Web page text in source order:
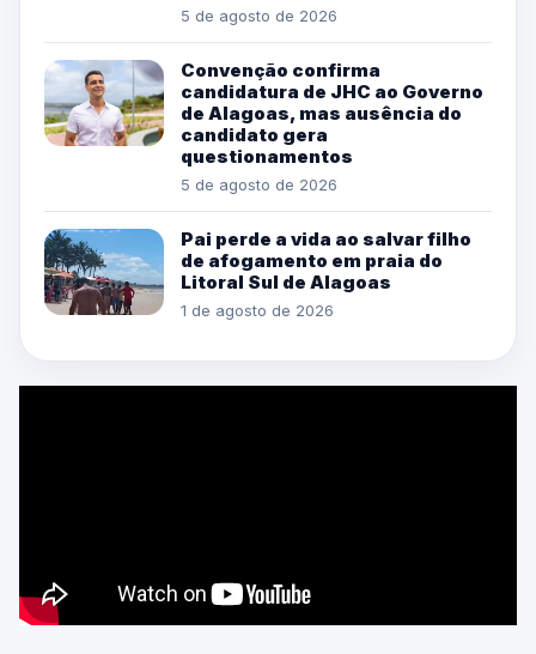
5 de agosto de 2026
Convenção confirma
candidatura de JHC ao Governo
de Alagoas, mas ausência do
candidato gera
questionamentos
5 de agosto de 2026
Pai perde a vida ao salvar filho
de afogamento em praia do
Litoral Sul de Alagoas
1 de agosto de 2026